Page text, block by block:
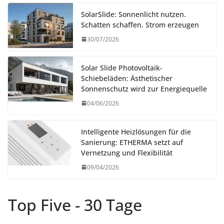
SolarSlide: Sonnenlicht nutzen.
Schatten schaffen. Strom erzeugen
30/07/2026
Solar Slide Photovoltaik-
Schiebeläden: Ästhetischer
Sonnenschutz wird zur Energiequelle
04/06/2026
Intelligente Heizlösungen für die
Sanierung: ETHERMA setzt auf
Vernetzung und Flexibilität
09/04/2026
Top Five - 30 Tage